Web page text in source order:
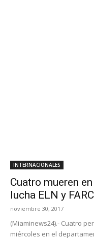
INTERNACIONALES
Cuatro mueren
lucha ELN y FARC
noviembre 30, 2017
(Miaminews24).- Cuatro
miércoles en el